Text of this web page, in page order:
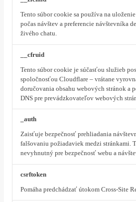
Tento súbor cookie sa používa na
počas návštev a preferencie návštevníka
živého chatu.
__cfruid
Tento súbor cookie je súčasťou služieb
spoločnosťou Cloudflare – vrátane
doručovania obsahu webových stránok a
DNS pre prevádzkovateľov webových
_auth
Zaisťuje bezpečnosť prehliadania
falšovaniu požiadaviek medzi stránkami.
nevyhnutný pre bezpečnosť webu a
csrftoken
Pomáha predchádzať útokom Cross-Site